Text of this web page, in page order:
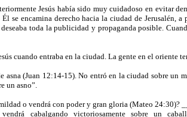
Jesús había sido muy cuidadoso en evitar
se encamina derecho hacia la ciudad de
toda la publicidad y propaganda posible.
cuando entraba en la ciudad. La gente en el oriente
(Juan 12:14-15). No entró en la ciudad sobre un
un asno”.
o vendrá con poder y gran gloria (Mateo 24:30)?
cabalgando victoriosamente sobre un